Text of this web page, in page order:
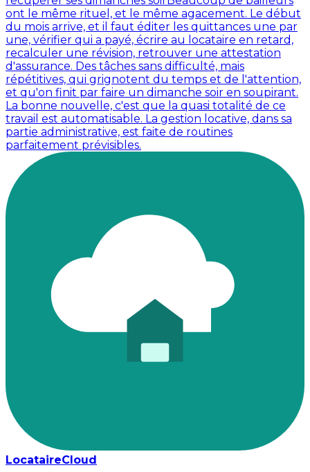
ont le même rituel, et le même agacement. Le début
du mois arrive, et il faut éditer les quittances une par
une, vérifier qui a payé, écrire au locataire en retard,
recalculer une révision, retrouver une attestation
d'assurance. Des tâches sans difficulté, mais
répétitives, qui grignotent du temps et de l'attention,
et qu'on finit par faire un dimanche soir en soupirant.
La bonne nouvelle, c'est que la quasi totalité de ce
travail est automatisable. La gestion locative, dans sa
partie administrative, est faite de routines
parfaitement prévisibles.
LocataireCloud